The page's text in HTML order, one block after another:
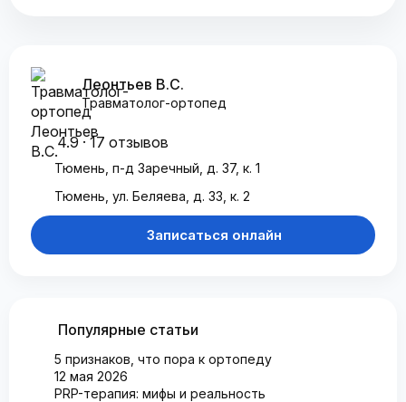
Леонтьев В.С.
Травматолог-ортопед
4.9 · 17 отзывов
Тюмень, п-д Заречный, д. 37, к. 1
Тюмень, ул. Беляева, д. 33, к. 2
Записаться онлайн
Популярные статьи
5 признаков, что пора к ортопеду
12 мая 2026
PRP-терапия: мифы и реальность